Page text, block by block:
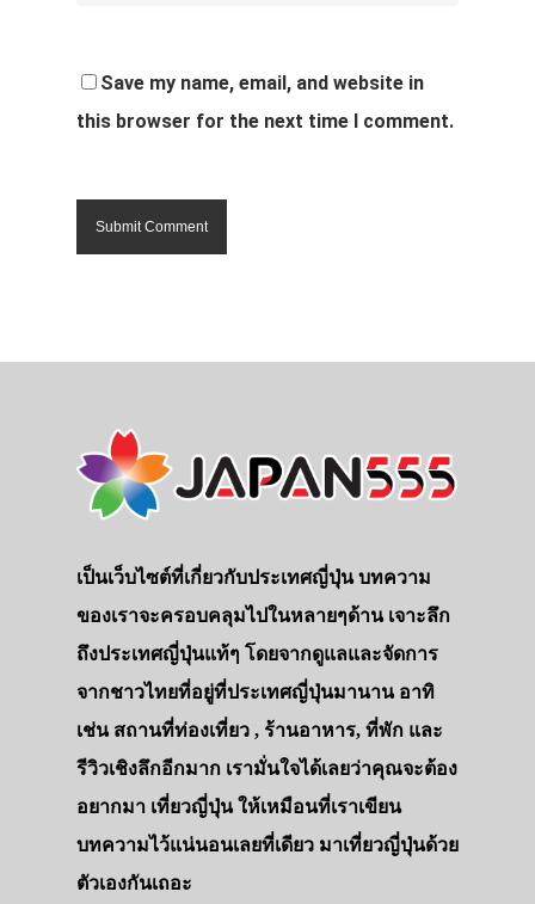
Save my name, email, and website in
this browser for the next time I comment.
เป็นเว็บไซต์ที่เกี่ยวกับประเทศญี่ปุ่น บทความ
ของเราจะครอบคลุมไปในหลายๆด้าน เจาะลึก
ถึงประเทศญี่ปุ่นแท้ๆ โดยจากดูแลและจัดการ
จากชาวไทยที่อยู่ที่ประเทศญี่ปุ่นมานาน อาทิ
เช่น สถานที่ท่องเที่ยว , ร้านอาหาร, ที่พัก และ
รีวิวเชิงลึกอีกมาก เรามั่นใจได้เลยว่าคุณจะต้อง
อยากมา เที่ยวญี่ปุ่น ให้เหมือนที่เราเขียน
บทความไว้แน่นอนเลยที่เดียว มาเที่ยวญี่ปุ่นด้วย
ตัวเองกันเถอะ